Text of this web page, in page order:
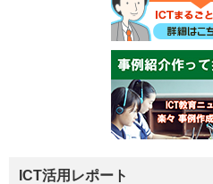
ICT活用レポート